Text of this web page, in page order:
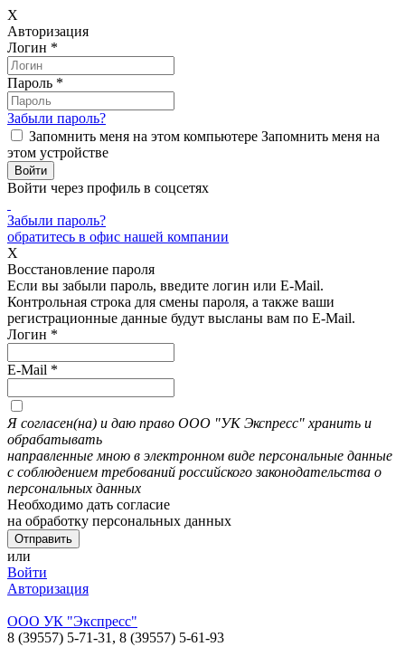
X
Авторизация
Логин *
Пароль *
Забыли пароль?
Запомнить меня на этом компьютере Запомнить меня на
этом устройстве
Войти через профиль в соцсетях
Забыли пароль?
обратитесь в офис нашей компании
X
Восстановление пароля
Если вы забыли пароль, введите логин или E-Mail.
Контрольная строка для смены пароля, а также ваши
регистрационные данные будут высланы вам по E-Mail.
Логин *
E-Mail *
Я согласен(на) и даю право ООО "УК Экспресс" хранить и
обрабатывать
направленные мною в электронном виде персональные данные
с соблюдением требований российского законодательства о
персональных данных
Необходимо дать согласие
на обработку персональных данных
или
Войти
Авторизация
ООО УК "Экспресс"
8 (39557) 5-71-31, 8 (39557) 5-61-93